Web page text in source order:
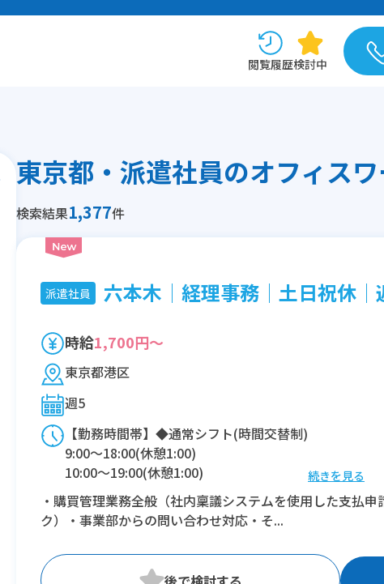
閲覧履歴検討中
東京都・派遣社員のオフィス
検索結果1,377件
派遣社員 六本木│経理事務│土日祝休│
時給1,700円～
東京都港区
週5
【勤務時間帯】◆通常シフト(時間交替制)
9:00〜18:00(休憩1:00)
10:00〜19:00(休憩1:00)
※残業：10〜20時間程度/月
続きを見る
・購買管理業務全般（社内稟議システムを使用した支払
ク）・事業部からの問い合わせ対応・そ...